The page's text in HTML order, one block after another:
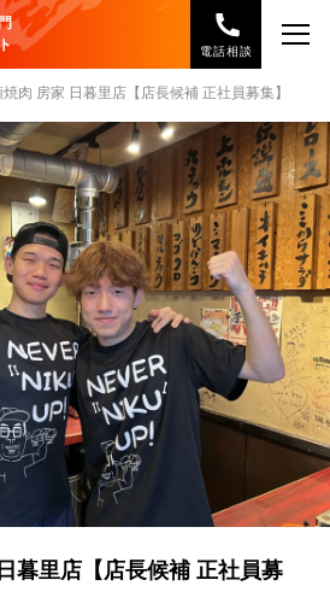
電話相談
肉 房家 日暮里店【店長候補 正社員募集】
暮里店【店長候補 正社員募